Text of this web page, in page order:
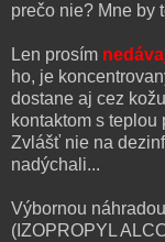
prečo nie? Mne by
Len prosím
ho, je
dostane aj cez
kontaktom s teplou
Zvlášť nie na
nadýchali...
Výbornou
(IZOPROPYL